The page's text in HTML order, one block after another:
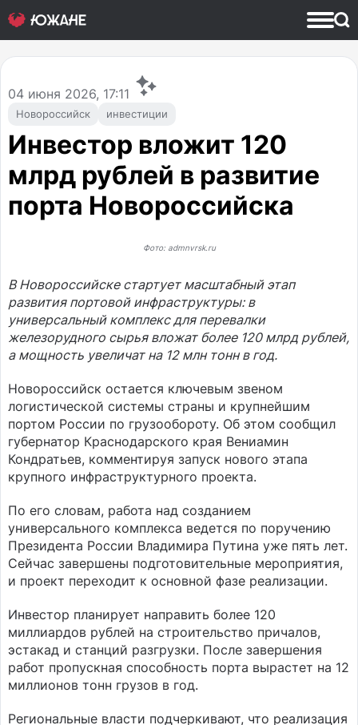
Новороссийск инвестиции
04 июня 2026, 17:11
Инвестор вложит 120
млрд рублей в развитие
порта Новороссийска
Фото: admnvrsk.ru
В Новороссийске стартует масштабный этап
развития портовой инфраструктуры: в
универсальный комплекс для перевалки
железорудного сырья вложат более 120 млрд рублей,
а мощность увеличат на 12 млн тонн в год.
Новороссийск остается ключевым звеном
логистической системы страны и крупнейшим
портом России по грузообороту. Об этом сообщил
губернатор Краснодарского края Вениамин
Кондратьев, комментируя запуск нового этапа
крупного инфраструктурного проекта.
По его словам, работа над созданием
универсального комплекса ведется по поручению
Президента России Владимира Путина уже пять лет.
Сейчас завершены подготовительные мероприятия,
и проект переходит к основной фазе реализации.
Инвестор планирует направить более 120
миллиардов рублей на строительство причалов,
эстакад и станций разгрузки. После завершения
работ пропускная способность порта вырастет на 12
миллионов тонн грузов в год.
Региональные власти подчеркивают, что реализация